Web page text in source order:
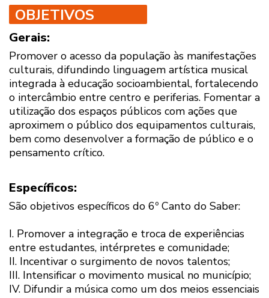
OBJETIVOS
Gerais:
Promover o acesso da população às manifestações
culturais, difundindo linguagem artística musical
integrada à educação socioambiental, fortalecendo
o intercâmbio entre centro e periferias. Fomentar a
utilização dos espaços públicos com ações que
aproximem o público dos equipamentos culturais,
bem como desenvolver a formação de público e o
pensamento crítico.
Específicos:
São objetivos específicos do 6º Canto do Saber:
I. Promover a integração e troca de experiências
entre estudantes, intérpretes e comunidade;
II. Incentivar o surgimento de novos talentos;
III. Intensificar o movimento musical no município;
IV. Difundir a música como um dos meios essenciais